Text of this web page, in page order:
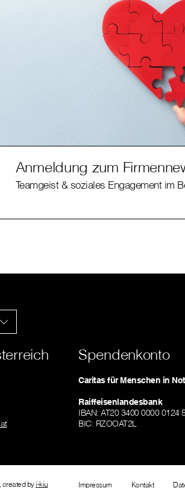
Anmeldung zum
Teamgeist & soziales Engagement im
Spendenkonto
Caritas für Menschen in Not
Raiffeisenlandesbank
IBAN: AT20 3400 0000 0124
BIC: RZOOAT2L
created by i-kiu Impressum Kontakt